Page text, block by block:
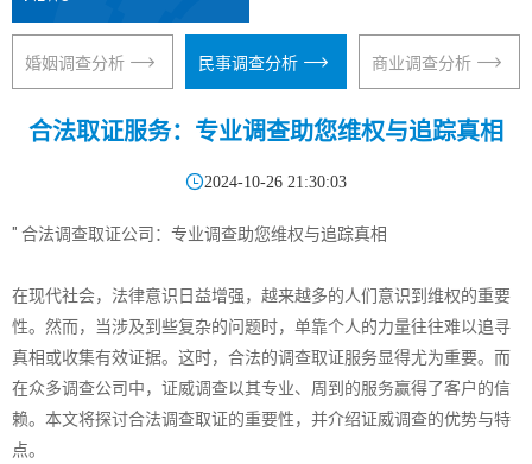
婚姻调查分析 民事调查分析 商业调查分析
合法取证服务：专业调查助您维权与追踪真相
2024-10-26 21:30:03
" 合法调查取证公司：专业调查助您维权与追踪真相
在现代社会，法律意识日益增强，越来越多的人们意识到维权的重要
性。然而，当涉及到些复杂的问题时，单靠个人的力量往往难以追寻
真相或收集有效证据。这时，合法的调查取证服务显得尤为重要。而
在众多调查公司中，证威调查以其专业、周到的服务赢得了客户的信
赖。本文将探讨合法调查取证的重要性，并介绍证威调查的优势与特
点。